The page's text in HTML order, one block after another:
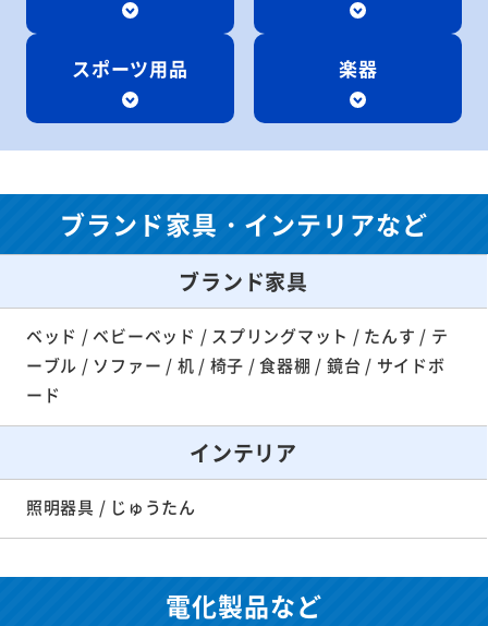
スポーツ用品 楽器
ブランド家具・インテリアなど
ブランド家具
ベッド / ベビーベッド / スプリングマット / たんす / テ
ーブル / ソファー / 机 / 椅子 / 食器棚 / 鏡台 / サイドボ
ード
インテリア
照明器具 / じゅうたん
電化製品など